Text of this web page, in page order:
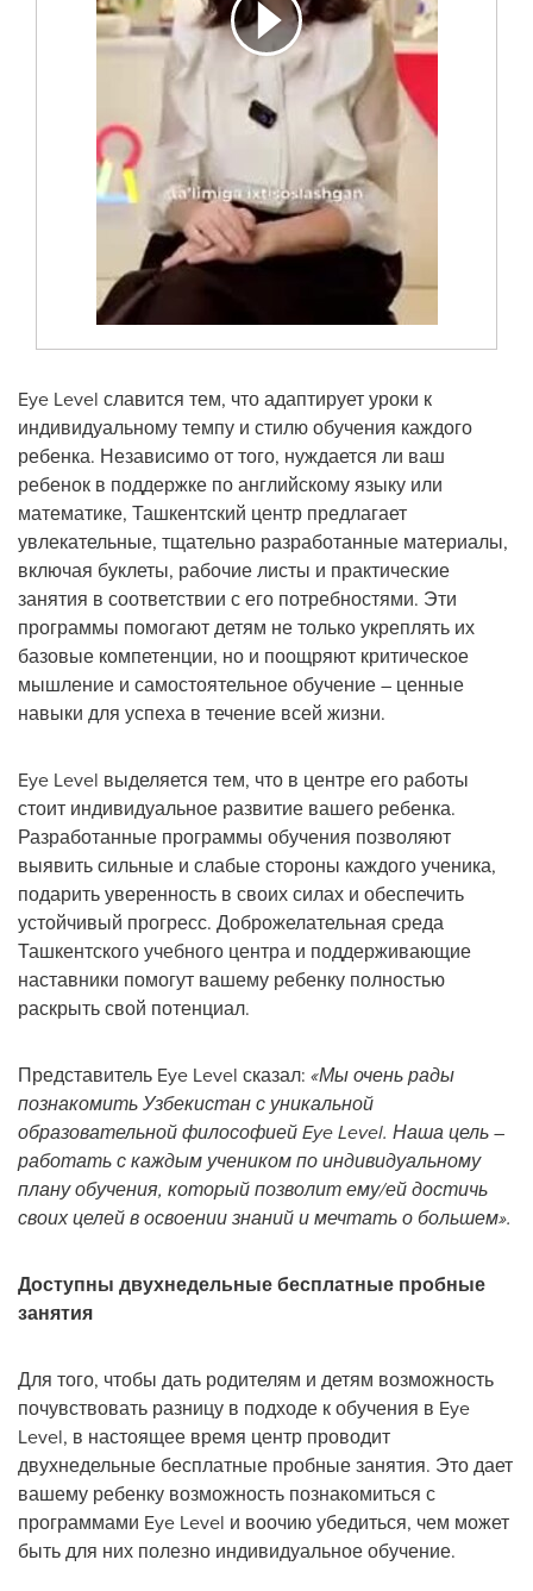
Eye Level славится тем, что адаптирует уроки к
индивидуальному темпу и стилю обучения каждого
ребенка. Независимо от того, нуждается ли ваш
ребенок в поддержке по английскому языку или
математике, Ташкентский центр предлагает
увлекательные, тщательно разработанные материалы,
включая буклеты, рабочие листы и практические
занятия в соответствии с его потребностями. Эти
программы помогают детям не только укреплять их
базовые компетенции, но и поощряют критическое
мышление и самостоятельное обучение – ценные
навыки для успеха в течение всей жизни.
Eye Level выделяется тем, что в центре его работы
стоит индивидуальное развитие вашего ребенка.
Разработанные программы обучения позволяют
выявить сильные и слабые стороны каждого ученика,
подарить уверенность в своих силах и обеспечить
устойчивый прогресс. Доброжелательная среда
Ташкентского учебного центра и поддерживающие
наставники помогут вашему ребенку полностью
раскрыть свой потенциал.
Представитель Eye Level сказал: «Мы очень рады
познакомить Узбекистан с уникальной
образовательной философией Eye Level. Наша цель –
работать с каждым учеником по индивидуальному
плану обучения, который позволит ему/ей достичь
своих целей в освоении знаний и мечтать о большем».
Доступны двухнедельные бесплатные пробные
занятия
Для того, чтобы дать родителям и детям возможность
почувствовать разницу в подходе к обучения в Eye
Level, в настоящее время центр проводит
двухнедельные бесплатные пробные занятия. Это дает
вашему ребенку возможность познакомиться с
программами Eye Level и воочию убедиться, чем может
быть для них полезно индивидуальное обучение.